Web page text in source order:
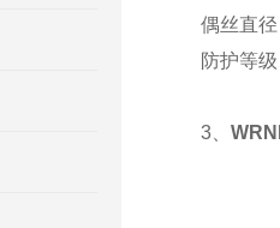
偶丝直
防护等
3、